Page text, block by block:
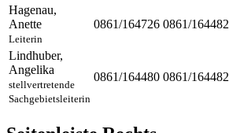
Hagenau,
Anette
Leiterin
0861/164726 0861/164482
Lindhuber,
Angelika
stellvertretende
Sachgebietsleiterin
0861/164480 0861/164482